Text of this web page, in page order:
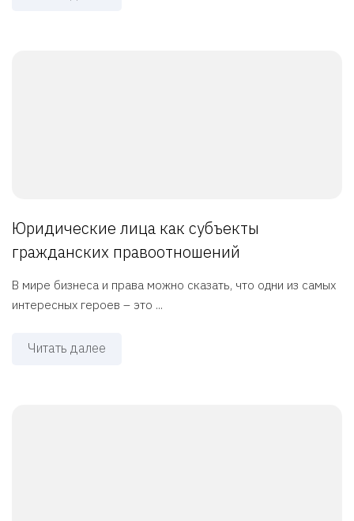
Юридические лица как субъекты
гражданских правоотношений
В мире бизнеса и права можно сказать, что одни из самых
интересных героев – это ...
Читать далее